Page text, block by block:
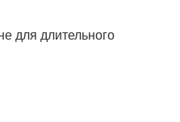
для длительного